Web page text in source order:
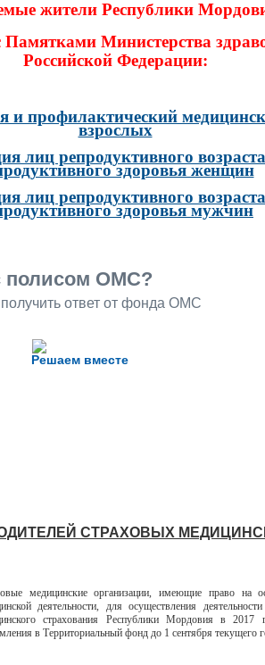
жители Республики
Памятками Министерства
Российской Федерации:
и профилактический
взрослых
лиц репродуктивного
здоровья женщин
лиц репродуктивного
здоровья мужчин
Решаем вместе
полисом ОМС?
ответ от фонда ОМС
СТРАХОВЫХ
медицинские организации, имеющие право на
деятельности, для осуществления
страхования Республики Мордовия в 2017
в Территориальный фонд до 1 сентября текущего